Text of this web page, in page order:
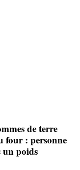
de terre
four : personne
un poids